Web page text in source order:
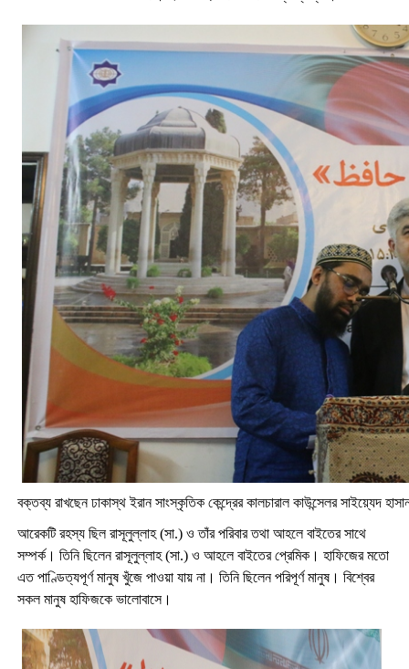
বক্তব্য রাখছেন ঢাকাস্থ ইরান সাংস্কৃতিক কেন্দ্রের কালচারাল কাউন্সেলর সাইয়্যেদ
আরেকটি রহস্য ছিল রাসূলুল্লাহ (সা.) ও তাঁর পরিবার তথা আহলে বাইতের সাথে
সম্পর্ক। তিনি ছিলেন রাসূলুল্লাহ (সা.) ও আহলে বাইতের প্রেমিক। হাফিজের মতো
এত পাণ্ডিত্যপূর্ণ মানুষ খুঁজে পাওয়া যায় না। তিনি ছিলেন পরিপূর্ণ মানুষ। বিশ্বের
সকল মানুষ হাফিজকে ভালোবাসে।